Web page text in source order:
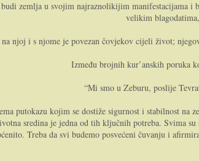
zemlja u svojim najraznolikijim manifestacijama i
velikim
njoj i s njome je povezan čovjekov cijeli život;
Između brojnih kur’anskih poruka
“Mi smo u Zeburu, poslije
putokazu kojim se dostiže sigurnost i stabilnost
sredina je jedna od tih ključnih potreba. Svima
Treba da svi budemo posvećeni čuvanju i